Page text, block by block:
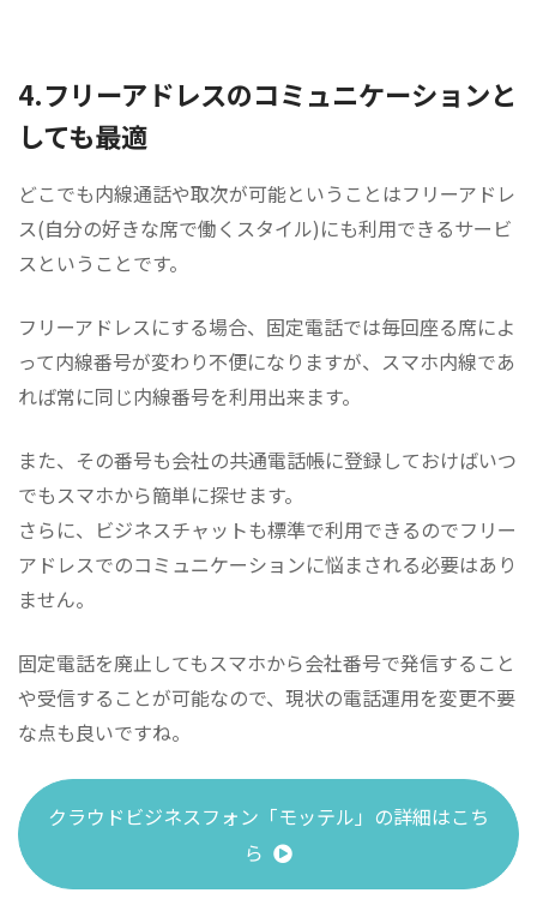
4.フリーアドレスのコミュニケーションと
しても最適
どこでも内線通話や取次が可能ということはフリーアドレ
ス(自分の好きな席で働くスタイル)にも利用できるサービ
スということです。
フリーアドレスにする場合、固定電話では毎回座る席によ
って内線番号が変わり不便になりますが、スマホ内線であ
れば常に同じ内線番号を利用出来ます。
また、その番号も会社の共通電話帳に登録しておけばいつ
でもスマホから簡単に探せます。
さらに、ビジネスチャットも標準で利用できるのでフリー
アドレスでのコミュニケーションに悩まされる必要はあり
ません。
固定電話を廃止してもスマホから会社番号で発信すること
や受信することが可能なので、現状の電話運用を変更不要
な点も良いですね。
クラウドビジネスフォン「モッテル」の詳細はこち
ら